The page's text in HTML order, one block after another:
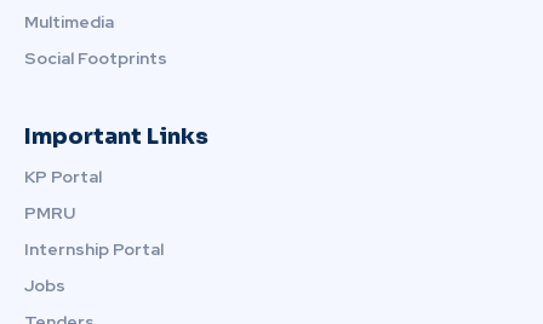
Multimedia
Social Footprints
Important Links
KP Portal
PMRU
Internship Portal
Jobs